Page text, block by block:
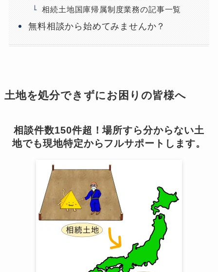
相続土地国庫帰属制度業務の記事一覧
無料相談から始めてみませんか？
土地を処分できずにお困りの皆様へ
相談件数150件超！場所すら分からない土
地でも現地特定からフルサポートします。